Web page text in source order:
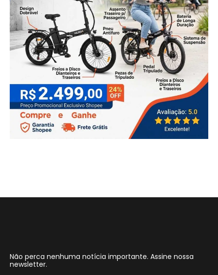
Não perca nenhuma notícia importante. Assine nossa
newsletter.